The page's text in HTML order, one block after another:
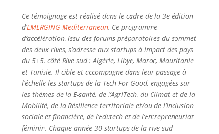
Ce témoignage est réalisé dans le cadre de la 3eédition
d’EMERGING Mediterranean. Ce programme
d’accélération, issu des forums préparatoires du sommet
des deux rives, s’adresse aux startups à impact des pays
du 5+5, côté Rive sud : Algérie, Libye, Maroc, Mauritanie
et Tunisie. Il cible et accompagne dans leur passage à
l’échelle les startups de la Tech For Good, engagées sur
les thèmes de la E-santé, de l’AgriTech, du Climat et de la
Mobilité, de la Résilience territoriale et/ou de l’Inclusion
sociale et financière, de l’Edutech et de l’Entrepreneuriat
féminin. Chaque année 30 startups de la rive sud